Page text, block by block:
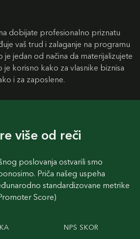
dobijate profesionalno priznatu
vaš trud i zalaganje na programu
je jedan od načina da materijalizujete
je korisno kako za vlasnike biznisa
i za zaposlene.
više od reči
poslovanja ostvarili smo
Priča našeg uspeha
standardizovane metrike
Score)
NPS SKOR